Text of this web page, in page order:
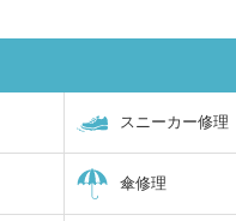
スニーカー修理
傘修理